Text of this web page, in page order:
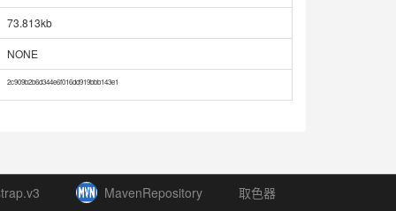
73.813kb
NONE
2c909b2b6d344e6f016dd919bbb143e1
MavenRepository 取色器